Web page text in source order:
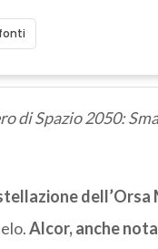
di Spazio 2050:
dell’Orsa
Alcor, anche